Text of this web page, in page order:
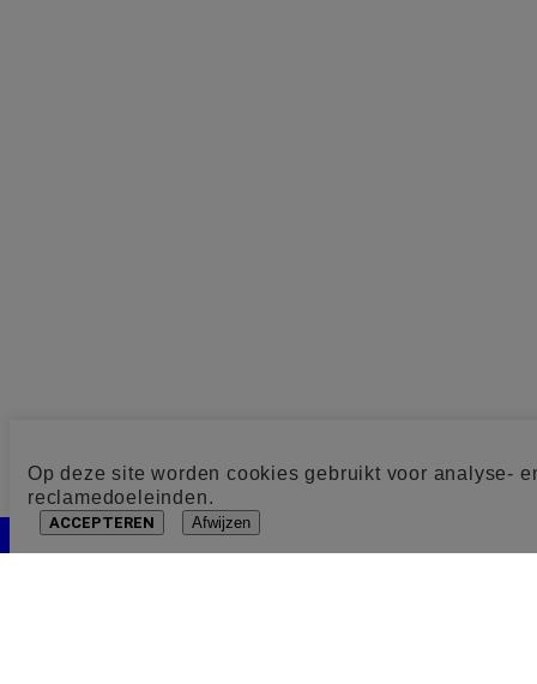
Op deze site worden cookies gebruikt voor analyse-
reclamedoeleinden.
ACCEPTEREN Afwijzen
Cookie toestemming